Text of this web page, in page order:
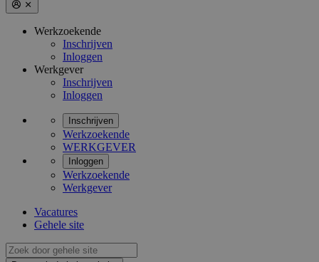
Werkzoekende
Inschrijven
Inloggen
Werkgever
Inschrijven
Inloggen
Inschrijven
Werkzoekende
WERKGEVER
Inloggen
Werkzoekende
Werkgever
Vacatures
Gehele site